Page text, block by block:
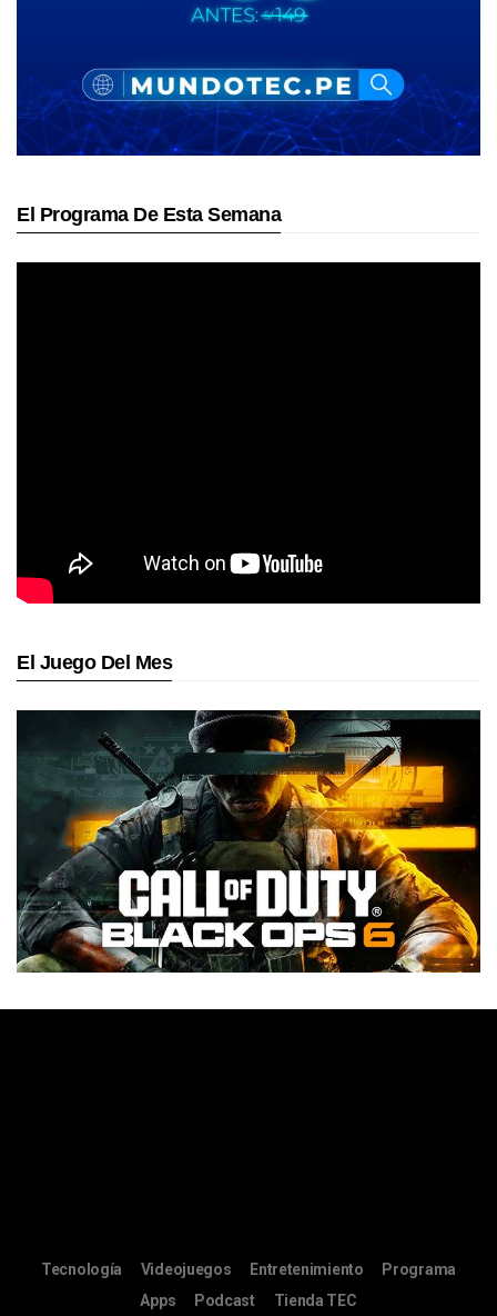
El Programa De Esta Semana
El Juego Del Mes
Tecnología Videojuegos Entretenimiento
Programa
Apps
Podcast Tienda TEC